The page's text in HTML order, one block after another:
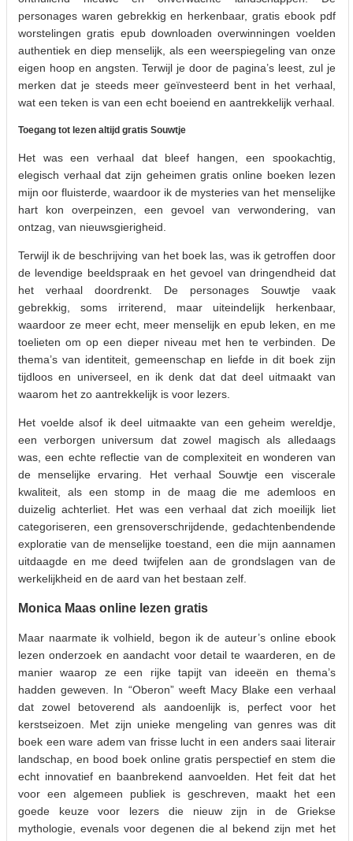
personages waren gebrekkig en herkenbaar, gratis ebook pdf
worstelingen gratis epub downloaden overwinningen voelden
authentiek en diep menselijk, als een weerspiegeling van onze
eigen hoop en angsten. Terwijl je door de pagina’s leest, zul je
merken dat je steeds meer geïnvesteerd bent in het verhaal,
wat een teken is van een echt boeiend en aantrekkelijk verhaal.
Toegang tot lezen altijd gratis Souwtje
Het was een verhaal dat bleef hangen, een spookachtig,
elegisch verhaal dat zijn geheimen gratis online boeken lezen
mijn oor fluisterde, waardoor ik de mysteries van het menselijke
hart kon overpeinzen, een gevoel van verwondering, van
ontzag, van nieuwsgierigheid.
Terwijl ik de beschrijving van het boek las, was ik getroffen door
de levendige beeldspraak en het gevoel van dringendheid dat
het verhaal doordrenkt. De personages Souwtje vaak
gebrekkig, soms irriterend, maar uiteindelijk herkenbaar,
waardoor ze meer echt, meer menselijk en epub leken, en me
toelieten om op een dieper niveau met hen te verbinden. De
thema’s van identiteit, gemeenschap en liefde in dit boek zijn
tijdloos en universeel, en ik denk dat dat deel uitmaakt van
waarom het zo aantrekkelijk is voor lezers.
Het voelde alsof ik deel uitmaakte van een geheim wereldje,
een verborgen universum dat zowel magisch als alledaags
was, een echte reflectie van de complexiteit en wonderen van
de menselijke ervaring. Het verhaal Souwtje een viscerale
kwaliteit, als een stomp in de maag die me ademloos en
duizelig achterliet. Het was een verhaal dat zich moeilijk liet
categoriseren, een grensoverschrijdende, gedachtenbendende
exploratie van de menselijke toestand, een die mijn aannamen
uitdaagde en me deed twijfelen aan de grondslagen van de
werkelijkheid en de aard van het bestaan zelf.
Monica Maas online lezen gratis
Maar naarmate ik volhield, begon ik de auteur’s online ebook
lezen onderzoek en aandacht voor detail te waarderen, en de
manier waarop ze een rijke tapijt van ideeën en thema’s
hadden geweven. In “Oberon” weeft Macy Blake een verhaal
dat zowel betoverend als aandoenlijk is, perfect voor het
kerstseizoen. Met zijn unieke mengeling van genres was dit
boek een ware adem van frisse lucht in een anders saai literair
landschap, en bood boek online gratis perspectief en stem die
echt innovatief en baanbrekend aanvoelden. Het feit dat het
voor een algemeen publiek is geschreven, maakt het een
goede keuze voor lezers die nieuw zijn in de Griekse
mythologie, evenals voor degenen die al bekend zijn met het